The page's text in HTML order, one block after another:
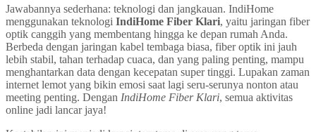
Jawabannya sederhana: teknologi dan jangkauan. IndiHome
menggunakan teknologi IndiHome Fiber Klari, yaitu jaringan fiber
optik canggih yang membentang hingga ke depan rumah Anda.
Berbeda dengan jaringan kabel tembaga biasa, fiber optik ini jauh
lebih stabil, tahan terhadap cuaca, dan yang paling penting, mampu
menghantarkan data dengan kecepatan super tinggi. Lupakan zaman
internet lemot yang bikin emosi saat lagi seru-serunya nonton atau
meeting penting. Dengan IndiHome Fiber Klari, semua aktivitas
online jadi lancar jaya!